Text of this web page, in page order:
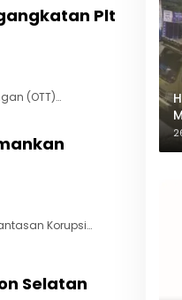
Plt
(OTT)…
Korupsi…
Selatan